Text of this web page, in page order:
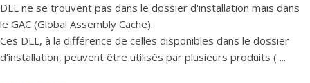
DLL ne se trouvent pas dans le dossier d'installation mais dans
le GAC (Global Assembly Cache).
Ces DLL, à la différence de celles disponibles dans le dossier
d'installation, peuvent être utilisés par plusieurs produits ( ...